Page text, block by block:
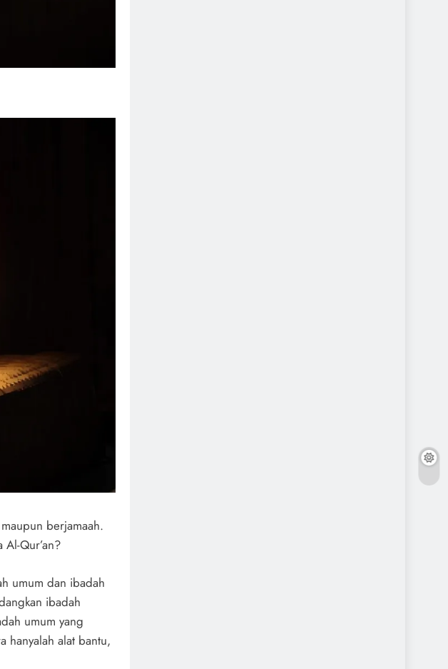
berjamaah.
Qur’an?
umum dan ibadah
ibadah
umum yang
hanyalah alat bantu,